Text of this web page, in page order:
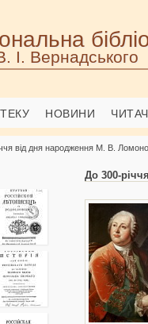
І. Вернадського
НОВИНИ
від дня народження М. В.
До 300-